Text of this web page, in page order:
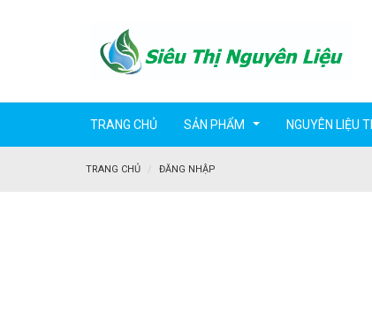
TRANG CHỦ SẢN PHẨM NGUYÊN LIỆU
TRANG CHỦ ĐĂNG NHẬP